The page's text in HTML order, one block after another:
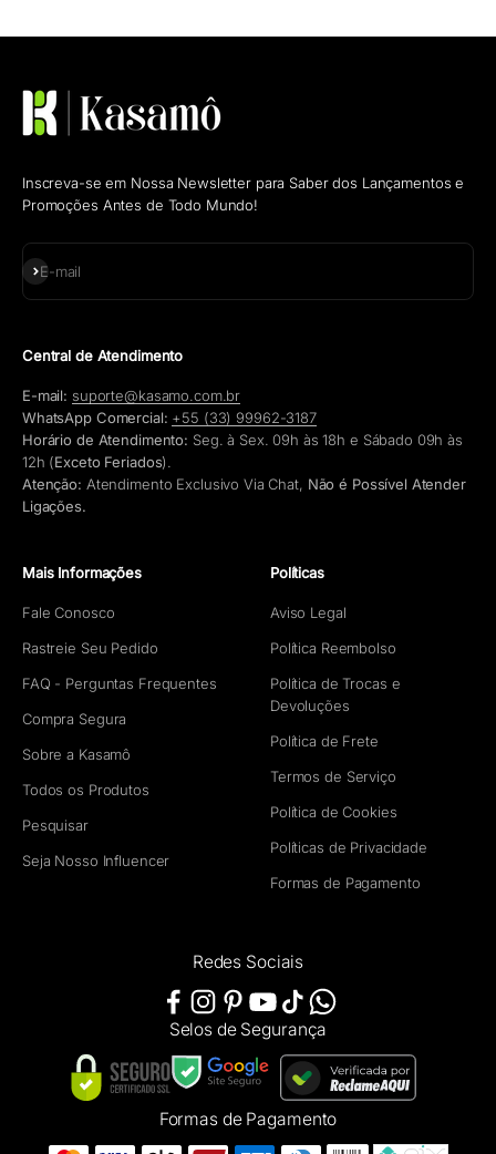
Inscreva-se em Nossa Newsletter para Saber dos Lançamentos e
Promoções Antes de Todo Mundo!
E-mail
Assinar
Central de Atendimento
E-mail: suporte@kasamo.com.br
WhatsApp Comercial: +55 (33) 99962-3187
Horário de Atendimento: Seg. à Sex. 09h às 18h e Sábado 09h às
12h (Exceto Feriados).
Atenção: Atendimento Exclusivo Via Chat, Não é Possível Atender
Ligações.
Mais Informações
Fale Conosco
Rastreie Seu Pedido
FAQ - Perguntas Frequentes
Compra Segura
Sobre a Kasamô
Todos os Produtos
Pesquisar
Seja Nosso Influencer
Políticas
Aviso Legal
Política Reembolso
Política de Trocas e
Devoluções
Política de Frete
Termos de Serviço
Política de Cookies
Políticas de Privacidade
Formas de Pagamento
Redes Sociais
Selos de Segurança
Formas de Pagamento